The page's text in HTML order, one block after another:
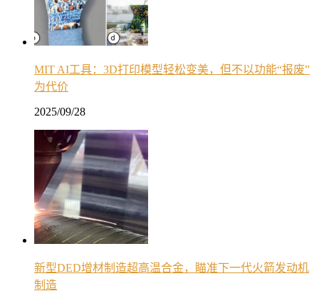
MIT AI工具：3D打印模型轻松变美，但不以功能“报废”
为代价
2025/09/28
新型DED增材制造超高温合金，瞄准下一代火箭发动机
制造